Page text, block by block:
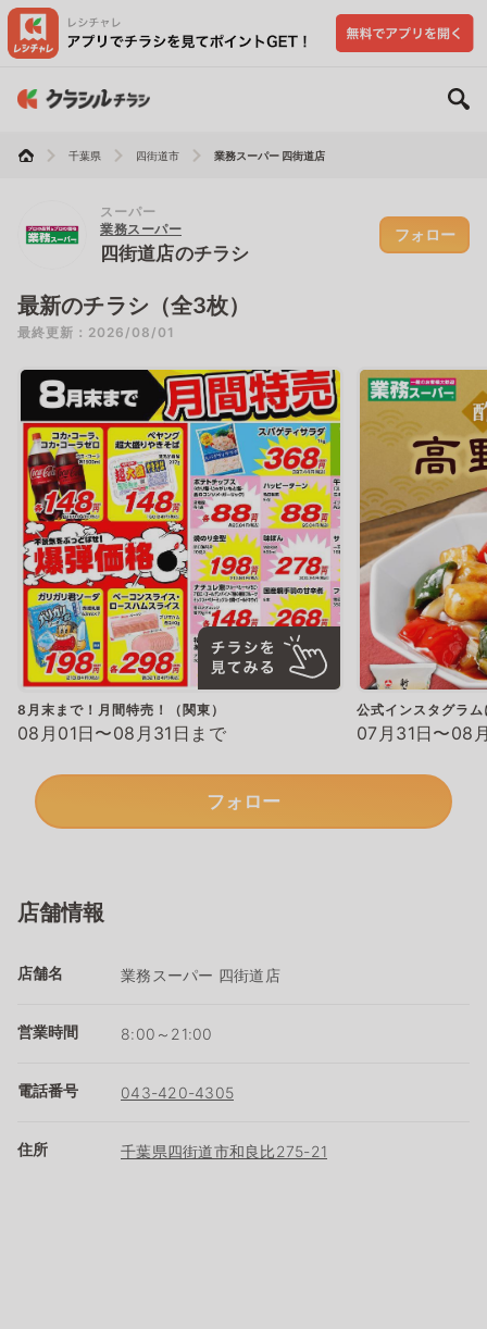
千葉県 四街道市 業務スーパー 四街道店
スーパー
業務スーパー
四街道店のチラシ
フォロー
最新のチラシ（全3枚）
最終更新：2026/08/01
8月末まで！月間特売！（関東）
08月01日〜08月31日まで
公式インスタグラ
07月31日〜08
フォロー
店舗情報
店舗名 業務スーパー 四街道店
営業時間 8:00～21:00
電話番号 043-420-4305
住所 千葉県四街道市和良比275-21